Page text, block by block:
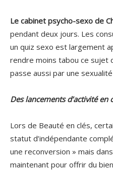
Le cabinet psycho-sexo de
pendant deux jours. Les
un quiz sexo est largement
rendre moins tabou ce sujet
passe aussi par une
Des lancements d’activité en
Lors de Beauté en clés,
statut d’indépendante
une reconversion » mais
maintenant pour offrir du